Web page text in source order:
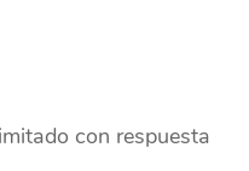
con respuesta